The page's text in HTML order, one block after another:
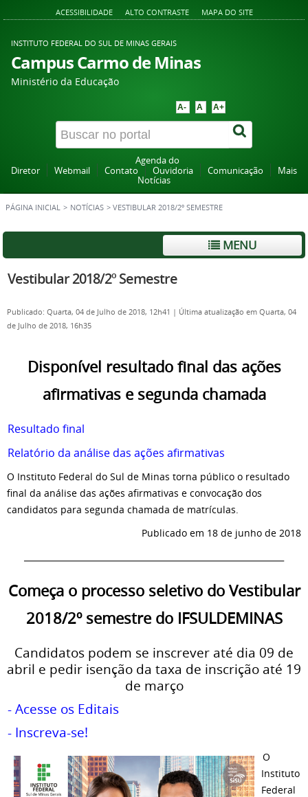
ACESSIBILIDADE ALTO CONTRASTE MAPA DO SITE
INSTITUTO FEDERAL DO SUL DE MINAS GERAIS
Campus Carmo de Minas
Ministério da Educação
A- A A+
Agenda do
Diretor
Webmail Contato Ouvidoria Comunicação
Mais
Notícias
PÁGINA INICIAL > NOTÍCIAS > VESTIBULAR 2018/2º SEMESTRE
MENU
Vestibular 2018/2º Semestre
Publicado: Quarta, 04 de Julho de 2018, 12h41 | Última atualização em Quarta, 04
de Julho de 2018, 16h35
Disponível resultado final das ações
afirmativas e segunda chamada
Resultado final
Relatório da análise das ações afirmativas
O Instituto Federal do Sul de Minas torna público o resultado
final da análise das ações afirmativas e convocação dos
candidatos para segunda chamada de matrículas.
Publicado em 18 de junho de 2018
Começa o processo seletivo do Vestibular
2018/2º semestre do IFSULDEMINAS
Candidatos podem se inscrever até dia 09 de
abril e pedir isenção da taxa de inscrição até 19
de março
- Acesse os Editais
- Inscreva-se!
O
Instituto
Federal